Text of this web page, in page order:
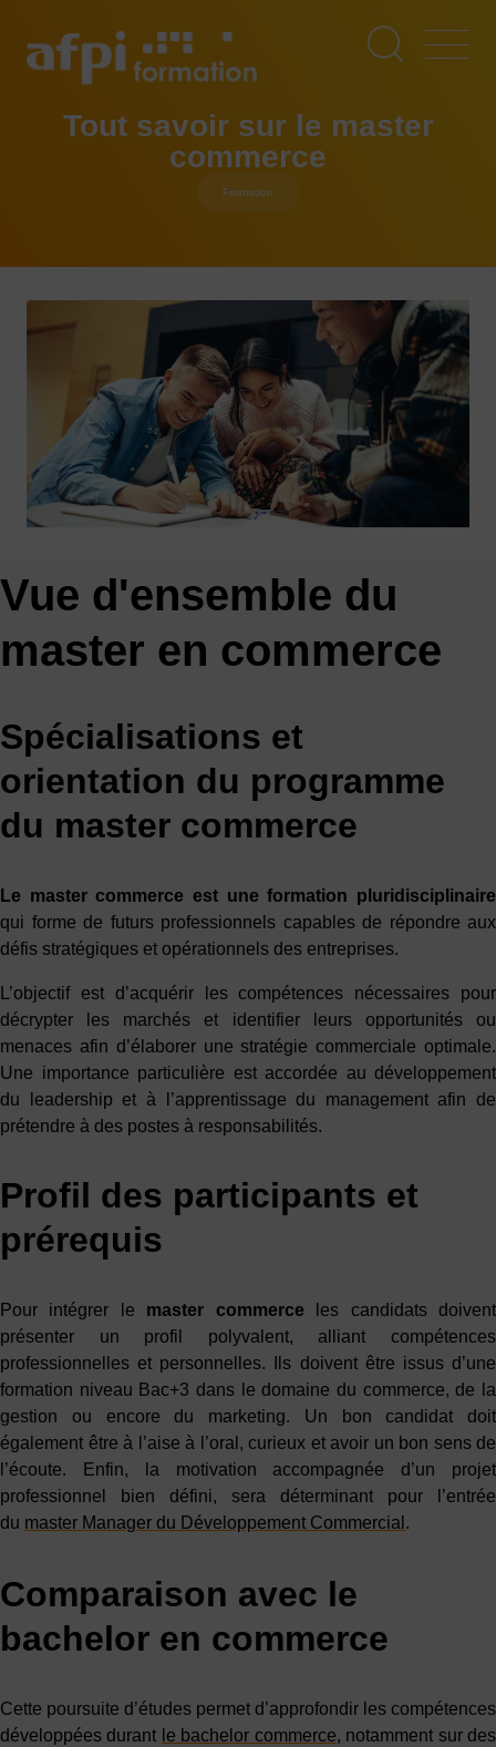
contenu
Formation
Tout savoir sur le master
commerce
Vue d'ensemble du
master en commerce
Spécialisations et
orientation du programme
du master commerce
Le master commerce est une formation pluridisciplinaire
qui forme de futurs professionnels capables de répondre aux
défis stratégiques et opérationnels des entreprises.
L’objectif est d’acquérir les compétences nécessaires pour
décrypter les marchés et identifier leurs opportunités ou
menaces afin d’élaborer une stratégie commerciale optimale.
Une importance particulière est accordée au développement
du leadership et à l’apprentissage du management afin de
prétendre à des postes à responsabilités.
Profil des participants et
prérequis
Pour intégrer le master commerce les candidats doivent
présenter un profil polyvalent, alliant compétences
professionnelles et personnelles. Ils doivent être issus d’une
formation niveau Bac+3 dans le domaine du commerce, de la
gestion ou encore du marketing. Un bon candidat doit
également être à l’aise à l’oral, curieux et avoir un bon sens de
l’écoute. Enfin, la motivation accompagnée d’un projet
professionnel bien défini, sera déterminant pour l’entrée
du master Manager du Développement Commercial .
Comparaison avec le
bachelor en commerce
Cette poursuite d’études permet d’approfondir les compétences
développées durant le bachelor commerce, notamment sur des